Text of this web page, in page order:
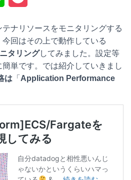
n
e k
テナリソースをモニタリングする
回はその上で動作している
タリングしてみました。設定等
単です。では紹介していきまし
は 「 Application Performance